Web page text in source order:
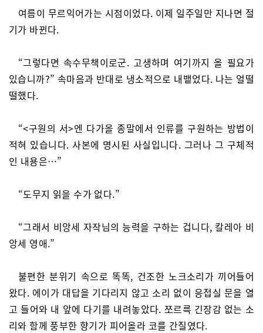
여름이 무르익어가는 시점이었다. 이제 일주일만 지나면 절
기가 바뀐다.
“그렇다면 속수무책이로군. 고생하며 여기까지 올 필요가
있습니까?” 속마음과 반대로 냉소적으로 내뱉었다. 나는 얼떨
떨했다.
“<구원의 서>엔 다가올 종말에서 인류를 구원하는 방법이
적혀 있습니다. 사본에 명시된 사실입니다. 그러나 그 구체적
인 내용은…”
“도무지 읽을 수가 없다.”
“그래서 비앙세 자작님의 능력을 구하는 겁니다, 칼레아 비
앙세 영애.”
불편한 분위기 속으로 똑똑, 건조한 노크소리가 끼어들어
왔다. 에이가 대답을 기다리지 않고 소리 없이 응접실 문을 열
고 들어와 내 앞에 다기를 내려놓았다. 쪼르륵 긴장감 없는 소
리와 함께 풍부한 향기가 피어올라 코를 간질였다.